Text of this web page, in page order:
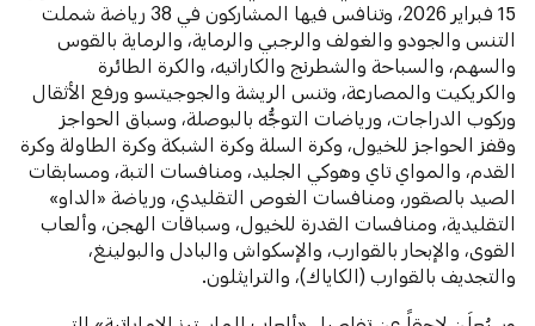
15 فبراير 2026، وتنافس فيها المشاركون في 38 رياضة شملت
التنس والجودو والغولف والرجبي والرماية، والرماية بالقوس
والسهم، والسباحة والشطرنج والكاراتيه، والكرة الطائرة
والكريكيت والمصارعة، وتنس الريشة والجوجيتسو ورفع الأثقال
وركوب الدراجات، ورياضات التوجُّه بالبوصلة، وسباق الحواجز
وقفز الحواجز للخيول، وكرة السلة وكرة الشبكة وكرة الطاولة وكرة
القدم، والمواي تاي وهوكي الجليد، ومنافسات التبة، ومسابقات
الصيد بالصقور، ومنافسات الغوص التقليدي، ورياضة «الداو»
التقليدية، ومنافسات القدرة للخيول، وسباقات الهجن، وألعاب
القوى، والإبحار بالقوارب، والإسكواش والبادل والبولينغ،
والتجديف بالقوارب (الكاياك)، والترايثلون.